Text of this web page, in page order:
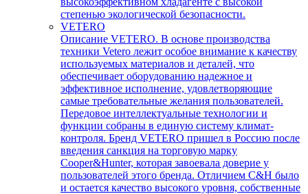
степенью экологической безопасности.
VETERO
Описание VETERO. В основе производства
техники Vetero лежит особое внимание к качеству
используемых материалов и деталей, что
обеспечивает оборудованию надежное и
эффективное исполнение, удовлетворяющие
самые требовательные желания пользователей.
Передовое интеллектуальные технологии и
функции собраны в единую систему климат-
контроля. Бренд VETERO пришел в Россию после
введения санкция на торговую марку
Cooper&Hunter, которая завоевала доверие у
пользователей этого бренда. Отличием C&H было
и остается качество высокого уровня, собственные